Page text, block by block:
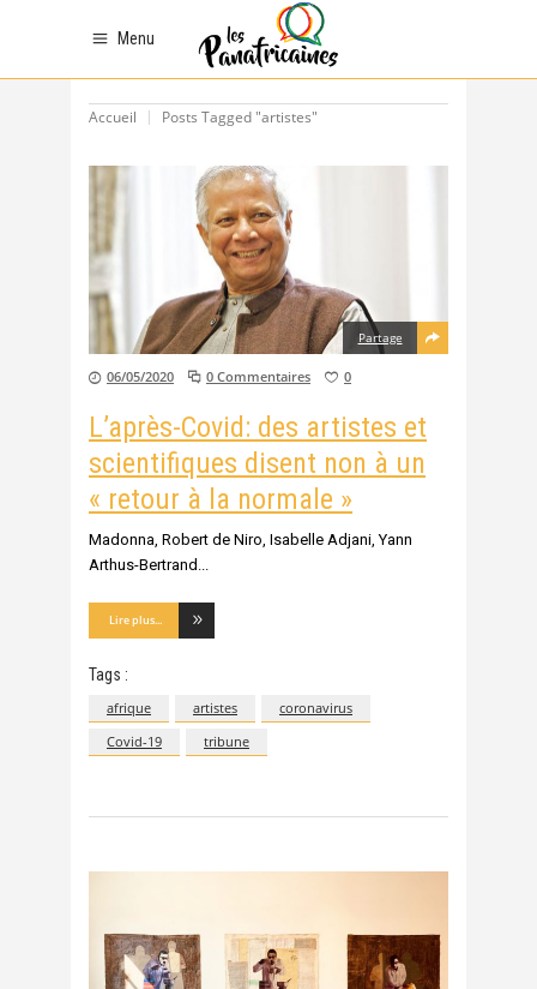
Menu
Accueil Posts Tagged "artistes"
Partage
06/05/2020 0 Commentaires 0
L’après-Covid: des artistes et
scientifiques disent non à un
« retour à la normale »
Madonna, Robert de Niro, Isabelle Adjani, Yann
Arthus-Bertrand
Lire plus...
Tags :
afrique artistes
coronavirus
Covid-19
tribune